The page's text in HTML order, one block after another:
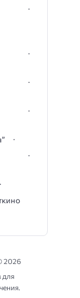
2026
для